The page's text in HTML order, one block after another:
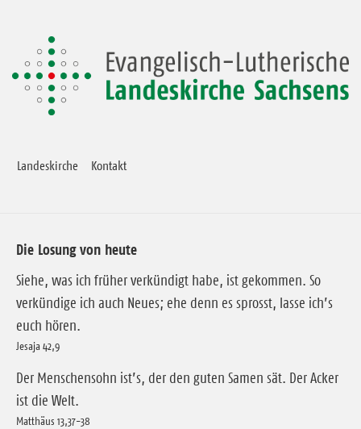
Landeskirche Kontakt
Die Losung von heute
Siehe, was ich früher verkündigt habe, ist gekommen. So
verkündige ich auch Neues; ehe denn es sprosst, lasse ich’s
euch hören.
Jesaja 42,9
Der Menschensohn ist’s, der den guten Samen sät. Der Acker
ist die Welt.
Matthäus 13,37-38